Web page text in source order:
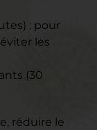
: pour
les
(30
réduire le